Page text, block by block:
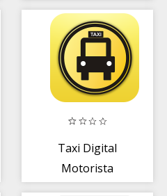
Taxi Digital
Motorista